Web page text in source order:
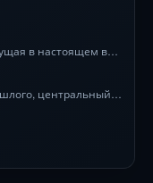
поэзией от
Ким Со Ён (главная героиня, живущая в настоящем времени)
О Ён Сук (главная героиня из прошлого, центральный антагонист)